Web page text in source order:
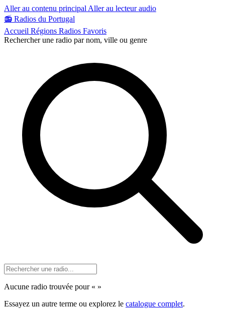
Aller au contenu principal Aller au lecteur audio
📻 Radios du Portugal
Accueil Régions Radios Favoris
Rechercher une radio par nom, ville ou genre
Aucune radio trouvée pour « »
Essayez un autre terme ou explorez le catalogue complet.